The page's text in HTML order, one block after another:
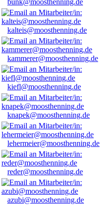
bunk@moosthenning.de
kalteis@moosthenning.de
kammerer@moosthenning.de
kiefl@moosthenning.de
knapek@moosthenning.de
lehermeier@moosthenning.de
reder@moosthenning.de
azubi@moosthenning.de